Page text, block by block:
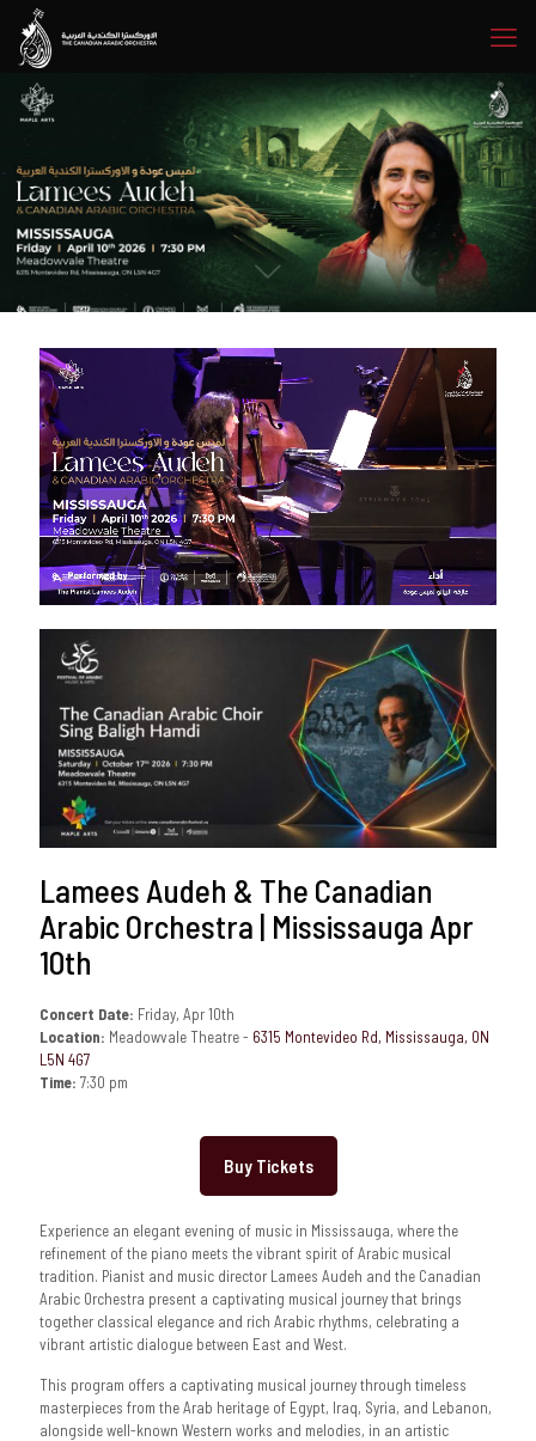
Lamees Audeh & The Canadian
Arabic Orchestra | Mississauga Apr
10th
Concert Date: Friday, Apr 10th
Location: Meadowvale Theatre - 6315 Montevideo Rd, Mississauga, ON
L5N 4G7
Time: 7:30 pm
Buy Tickets
Experience an elegant evening of music in Mississauga, where the
refinement of the piano meets the vibrant spirit of Arabic musical
tradition. Pianist and music director Lamees Audeh and the Canadian
Arabic Orchestra present a captivating musical journey that brings
together classical elegance and rich Arabic rhythms, celebrating a
vibrant artistic dialogue between East and West.
This program offers a captivating musical journey through timeless
masterpieces from the Arab heritage of Egypt, Iraq, Syria, and Lebanon,
alongside well-known Western works and melodies, in an artistic